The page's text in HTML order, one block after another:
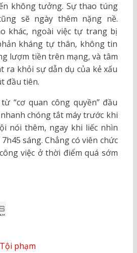
không tưởng. Sự thao túng
sẽ ngày thêm nặng nề.
khác, ngoài việc tự trang bị
kháng tự thân, không tin
lượm tiền trên mạng, và tâm
ra khỏi sự dẫn dụ của kẻ xấu
đầu tiên.
“cơ quan công quyền” đầu
chóng tắt máy trước khi
nói thêm, ngay khi liếc nhìn
sáng. Chẳng có viên chức
việc ở thời điểm quá sớm
Tội phạm